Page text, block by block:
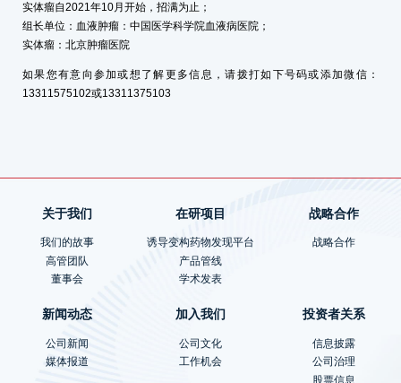
实体瘤自2021年10月开始，招满为止；
组长单位：血液肿瘤：中国医学科学院血液病医院；
实体瘤：北京肿瘤医院
如果您有意向参加或想了解更多信息，请拨打如下号码或添加微信：
13311575102或13311375103
关于我们
我们的故事
高管团队
董事会
在研项目
诱导变构药物发现平台
产品管线
学术发表
战略合作
战略合作
新闻动态
公司新闻
媒体报道
加入我们
公司文化
工作机会
投资者关系
信息披露
公司治理
股票信息